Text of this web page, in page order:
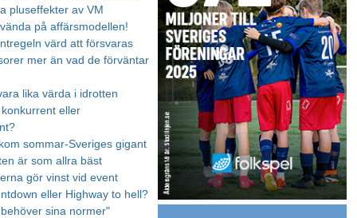
pluseffekter av VM
på affärsmodellen!
värd att försvaras
mer än vad de förväntar
lika värda i idrotten
eller
sommar-Sveriges gigant
är som allra bäst
gör vinst vid event
eller Highway to hell?
sina normer"